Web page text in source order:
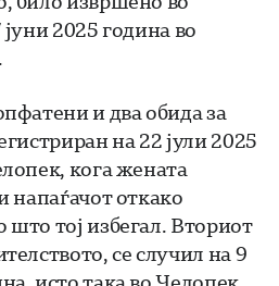
2025 година во
и два обида за
на 22 јули 2025
кога жената
напаѓачот откако
тој избегал. Вториот
се случил на 9